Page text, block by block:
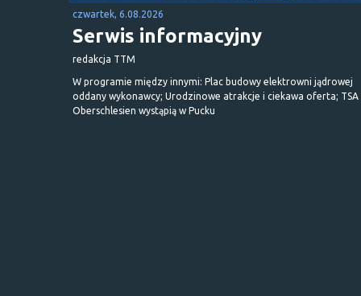
czwartek, 6.08.2026
Serwis informacyjny
redakcja TTM
W programie między innymi: Plac budowy elektrowni jądrowej
oddany wykonawcy; Urodzinowe atrakcje i ciekawa oferta; TSA
Oberschlesien wystąpią w Pucku